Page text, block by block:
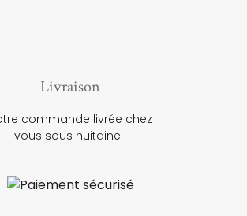
Livraison
commande livrée chez
vous sous huitaine !